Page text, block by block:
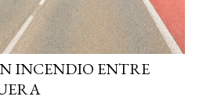
INCENDIO ENTRE